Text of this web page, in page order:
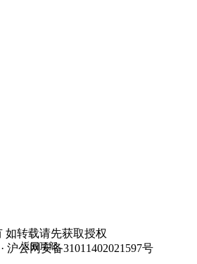
如转载请先获取授权
· 沪公网安备31011402021597号
返回顶部